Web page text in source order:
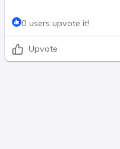
0 users upvote it!
Upvote